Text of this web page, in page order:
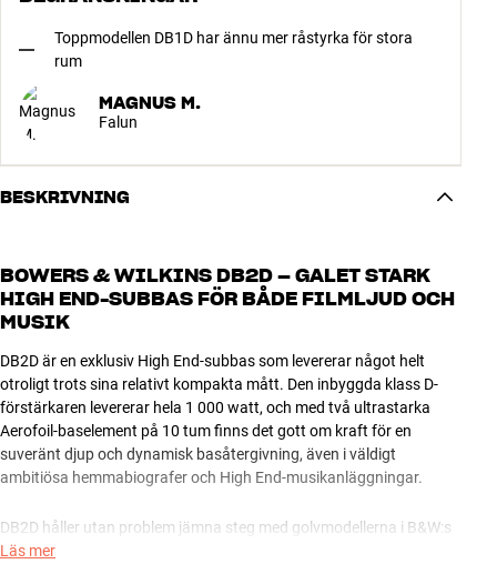
Toppmodellen DB1D har ännu mer råstyrka för stora
rum
MAGNUS M.
Falun
BESKRIVNING
BOWERS & WILKINS DB2D – GALET STARK
HIGH END-SUBBAS FÖR BÅDE FILMLJUD OCH
MUSIK
DB2D är en exklusiv High End-subbas som levererar något helt
otroligt trots sina relativt kompakta mått. Den inbyggda klass D-
förstärkaren levererar hela 1 000 watt, och med två ultrastarka
Aerofoil-baselement på 10 tum finns det gott om kraft för en
suveränt djup och dynamisk basåtergivning, även i väldigt
ambitiösa hemmabiografer och High End-musikanläggningar.
DB2D håller utan problem jämna steg med golvmodellerna i B&W:s
egen kompromisslösa 800 Series Diamond. Här levererar den
Läs mer